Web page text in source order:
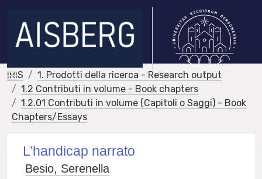
IRIS
1. Prodotti della ricerca - Research output
1.2 Contributi in volume - Book chapters
1.2.01 Contributi in volume (Capitoli o Saggi) - Book
Chapters/Essays
L’handicap narrato
Besio, Serenella